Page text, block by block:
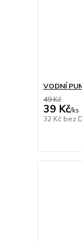
VODNÍ
49 Kč
39 Kč/ks
32 Kč bez